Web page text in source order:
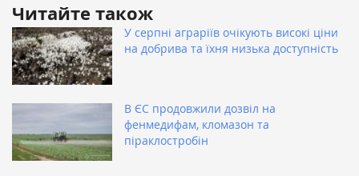
Читайте також
У серпні аграріїв очікують високі ціни
на добрива та їхня низька доступність
В ЄС продовжили дозвіл на
фенмедифам, кломазон та
піраклостробін